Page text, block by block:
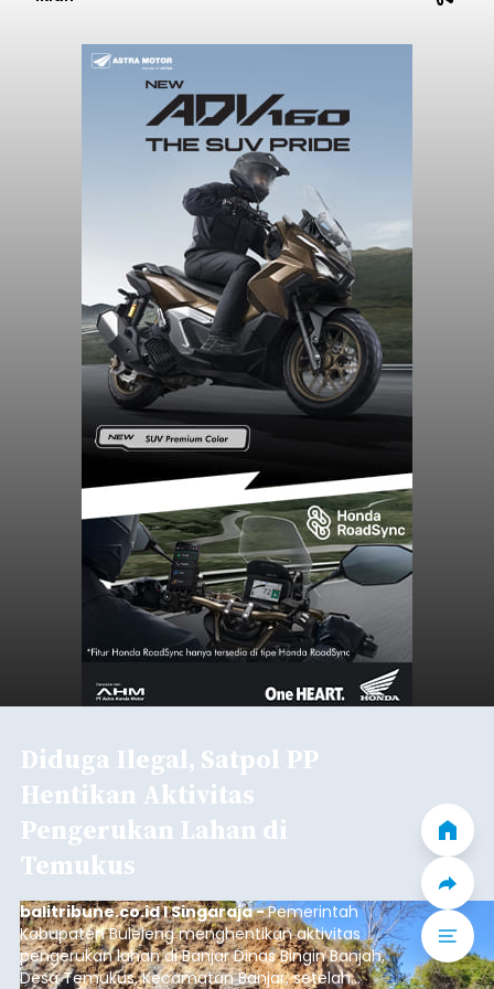
Diduga Ilegal, Satpol PP
Hentikan Aktivitas
Pengerukan Lahan di
Temukus
balitribune.co.id I Singaraja -Pemerintah
Kabupaten Buleleng menghentikan aktivitas
pengerukan lahan di Banjar Dinas Bingin Banjah,
Desa Temukus, Kecamatan Banjar, setelah